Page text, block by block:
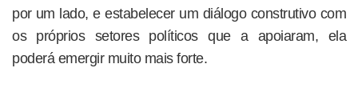
por um lado, e estabelecer um diálogo construtivo com
os próprios setores políticos que a apoiaram, ela
poderá emergir muito mais forte.